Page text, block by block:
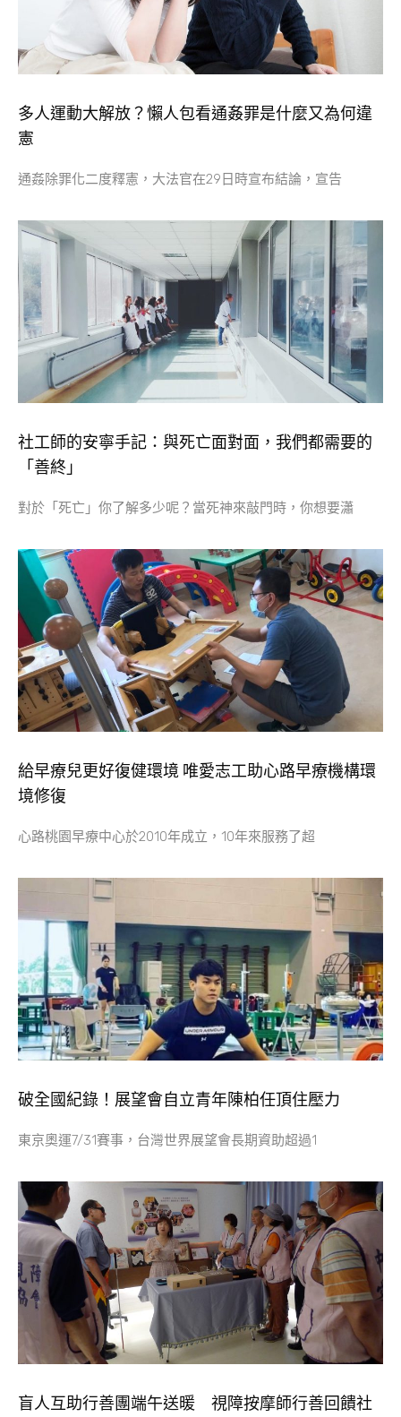
多人運動大解放？懶人包看通姦罪是什麼又為何違
憲
通姦除罪化二度釋憲，大法官在29日時宣布結論，宣告
社工師的安寧手記：與死亡面對面，我們都需要的
「善終」
對於「死亡」你了解多少呢？當死神來敲門時，你想要瀟
給早療兒更好復健環境 唯愛志工助心路早療機構環
境修復
心路桃園早療中心於2010年成立，10年來服務了超
破全國紀錄！展望會自立青年陳柏任頂住壓力
東京奧運7/31賽事，台灣世界展望會長期資助超過1
盲人互助行善團端午送暖 視障按摩師行善回饋社